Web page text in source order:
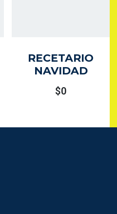
RECETARIO
NAVIDAD
$0